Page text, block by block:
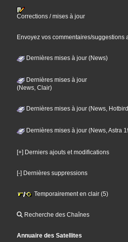
Corrections / mises à jour
Envoyez vos commentaires/suggestions
Dernières mises à jour (News)
Dernières mises à jour
(News, Clair)
Dernières mises à jour (News,
Dernières mises à jour (News, Astra
[+] Derniers ajouts et modifications
[-] Dernières suppressions
Temporairement en clair (5)
Recherche des Chaînes
Annuaire des Satellites